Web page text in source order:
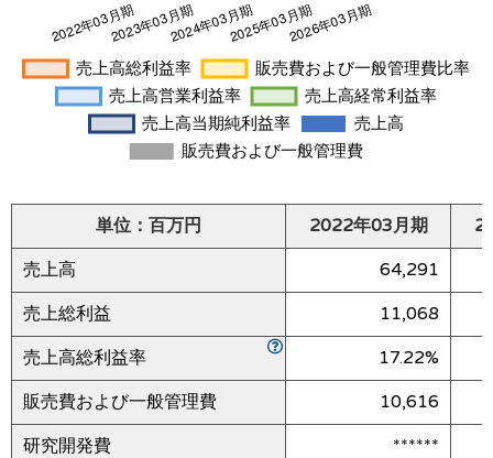
単位：百万円 2022年03月期
売上高
64,291
売上総利益
11,068
売上高総利益率
17.22%
販売費および一般管理費
10,616
研究開発費
******